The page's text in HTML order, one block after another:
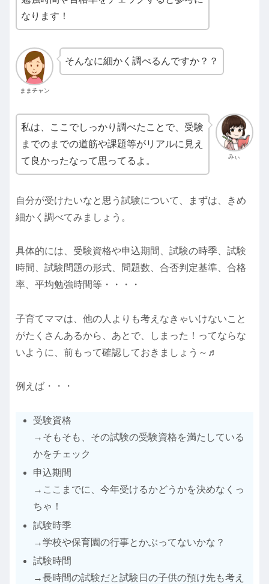
なります！
ままチャン
そんなに細かく調べるんですか？？
みぃ
私は、ここでしっかり調べたことで、受験
までのまでの道筋や課題等がリアルに見え
て良かったなって思ってるよ。
自分が受けたいなと思う試験について、まずは、きめ
細かく調べてみましょう。
具体的には、受験資格や申込期間、試験の時季、試験
時間、試験問題の形式、問題数、合否判定基準、合格
率、平均勉強時間等・・・・
子育てママは、他の人よりも考えなきゃいけないこと
がたくさんあるから、あとで、しまった！ってならな
いように、前もって確認しておきましょう～♬
例えば・・・
受験資格
→そもそも、その試験の受験資格を満たしている
かをチェック
申込期間
→ここまでに、今年受けるかどうかを決めなくっ
ちゃ！
試験時季
→学校や保育園の行事とかぶってないかな？
試験時間
→長時間の試験だと試験日の子供の預け先も考え